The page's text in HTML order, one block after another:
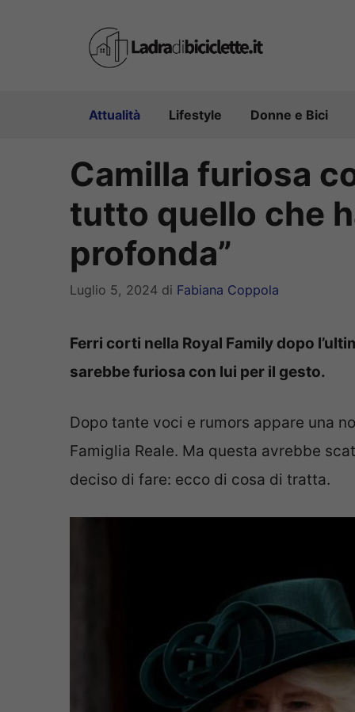
Attualità Lifestyle Donne e Bici
Camilla furiosa
tutto quello che
profonda”
Luglio 5, 2024 di Fabiana Coppola
Ferri corti nella Royal Family dopo
sarebbe furiosa con lui per il gesto.
Dopo tante voci e rumors appare una
Famiglia Reale. Ma questa avrebbe
deciso di fare: ecco di cosa di tratta.